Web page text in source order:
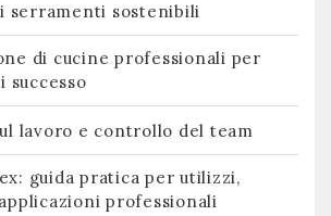
serramenti sostenibili
di cucine professionali per
lavoro e controllo del team
guida pratica per utilizzi,
professionali